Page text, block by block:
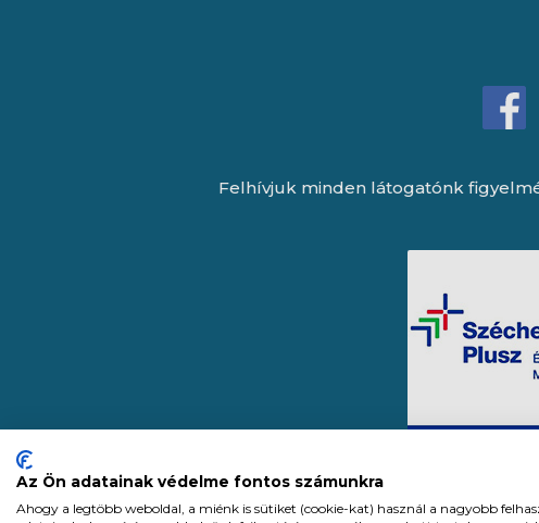
Felhívjuk minden látogatónk
Az Ön adatainak védelme fontos számunkra
Ahogy a legtöbb weboldal, a miénk is sütiket (cookie-kat) használ a nagyobb